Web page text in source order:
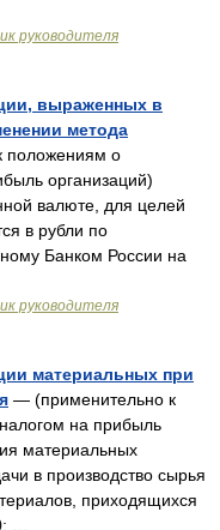
руководителя
выраженных в
метода
положениям о
организаций)
валюте, для целей
в рубли по
Банком России на
руководителя
материальных при
— (применительно к
на прибыль
материальных
в производство сырья
приходящихся
…